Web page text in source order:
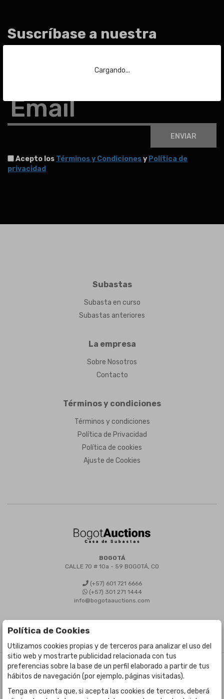
Cargando...
Suscríbase a nuestra
Email
ENVIAR
Acepto los Términos y Condicionesy Política de
privacidad
Subastas
Subasta en curso
Subastas anteriores
La empresa
Sobre Nosotros
Contacto
Términos y condiciones
Términos y condiciones
Política de Privacidad
Política de cookies
Ajuste de Cookies
BOGOTÁ
CALLE 70 # 10a - 59 BOGOTÁ, CO
(+57) 601 721 6666
(+57) 301 271 1444
info@bogotaauctions.com
©Bogota Auctions- Todos los derechos reservados
Desarrollado por Labelgrup Networks.
Política de Cookies
Utilizamos cookies propias y de terceros para analizar el uso del
sitio web y mostrarte publicidad relacionada con tus
preferencias sobre la base de un perfil elaborado a partir de tus
hábitos de navegación (por ejemplo, páginas visitadas).
Tenga en cuenta que, si acepta las cookies de terceros, deberá